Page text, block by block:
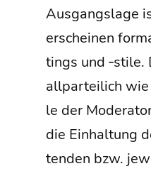
Aus­gangs­la­ge
erschei­nen
tings und ‑sti­le.
all­par­tei­lich
le der
die Ein­hal­tung
ten­den bzw.